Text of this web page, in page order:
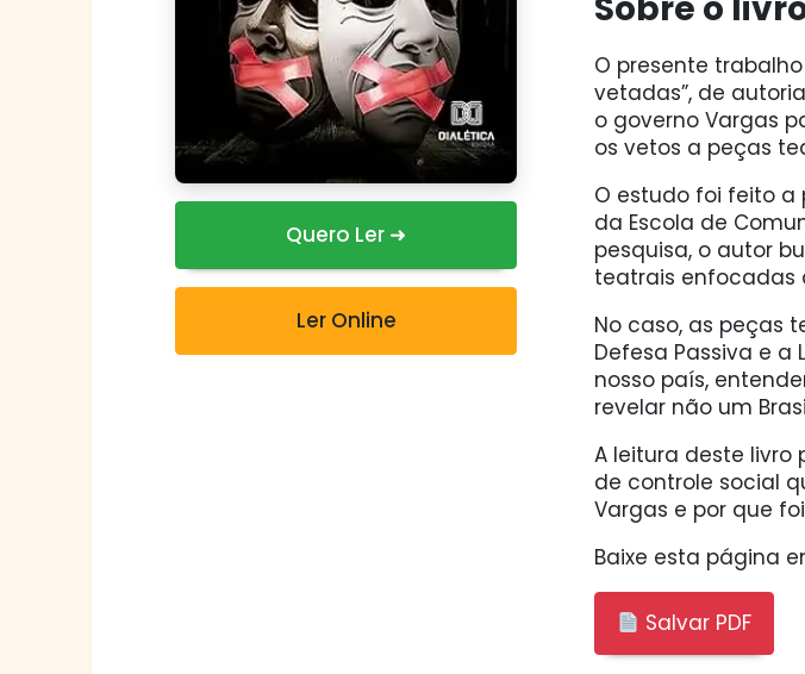
Quero Ler ➜
Ler Online
O presente
vetadas”, de
o governo Vargas
os vetos a peças
O estudo foi feito a
da Escola de
pesquisa, o autor
teatrais enfocadas
No caso, as peças
Defesa Passiva e a
nosso país,
revelar não um
A leitura deste livro
de controle social
Vargas e por que
Baixe esta página
Salvar PDF